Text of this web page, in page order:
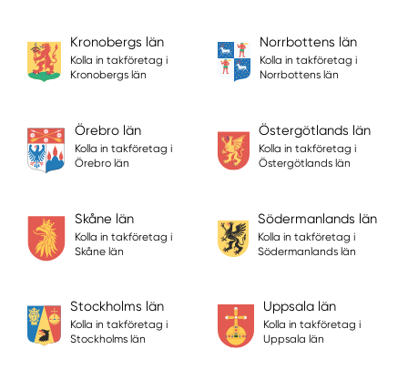
Kronobergs län
Kolla in takföretag i
Kronobergs län
Norrbottens län
Kolla in takföretag i
Norrbottens län
Örebro län
Kolla in takföretag i
Örebro län
Östergötlands län
Kolla in takföretag i
Östergötlands län
Skåne län
Kolla in takföretag i
Skåne län
Södermanlands län
Kolla in takföretag i
Södermanlands län
Stockholms län
Kolla in takföretag i
Stockholms län
Uppsala län
Kolla in takföretag i
Uppsala län